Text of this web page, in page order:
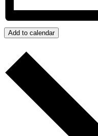
Add to calendar